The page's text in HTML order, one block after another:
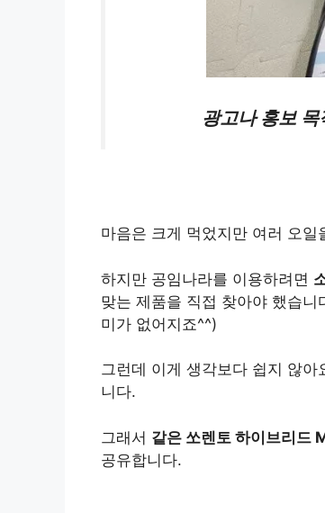
광고나 홍보
마음은 크게 먹었지만 여러 오
하지만 공임나라를 이용하려면
맞는 제품을 직접 찾아야 했습
미가 없어지죠^^)
그런데 이게 생각보다 쉽지 않
니다.
그래서 같은 쏘렌토 하이브리드
공유합니다.